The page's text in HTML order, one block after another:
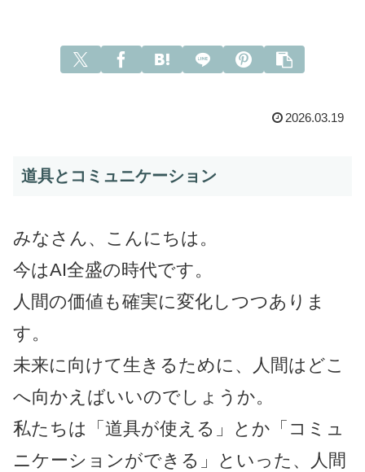
2026.03.19
道具とコミュニケーション
みなさん、こんにちは。
今はAI全盛の時代です。
人間の価値も確実に変化しつつありま
す。
未来に向けて生きるために、人間はどこ
へ向かえばいいのでしょうか。
私たちは「道具が使える」とか「コミュ
ニケーションができる」といった、人間